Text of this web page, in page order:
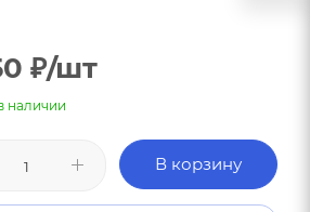
₽/шт
наличии
В корзину